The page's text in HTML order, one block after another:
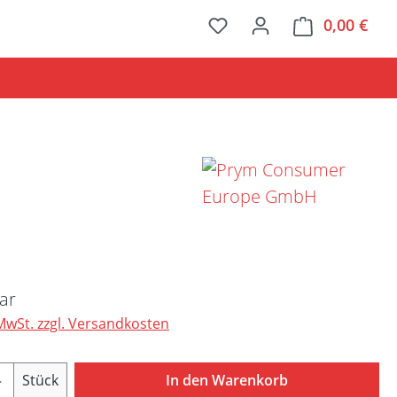
0,00 €
zzgl. Versandkosten
Anzahl: Gib den gewünschten Wert ein
Stück In den Warenkorb